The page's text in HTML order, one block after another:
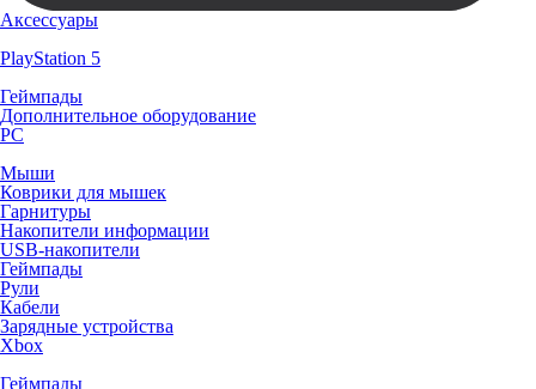
Аксессуары
PlayStation 5
Геймпады
Дополнительное оборудование
PC
Мыши
Коврики для мышек
Гарнитуры
Накопители информации
USB-накопители
Геймпады
Рули
Кабели
Зарядные устройства
Xbox
Геймпады